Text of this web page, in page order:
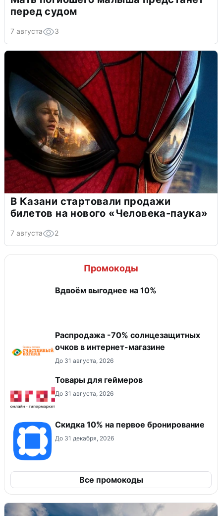
перед судом
7 августа 3
В Казани стартовали продажи
билетов на нового «Человека-паука»
7 августа 2
Промокоды
Вдвоём выгоднее на 10%
Распродажа -70% солнцезащитных
очков в интернет-магазине
До 31 августа, 2026
Товары для геймеров
До 31 августа, 2026
Скидка 10% на первое бронирование
До 31 декабря, 2026
Все промокоды